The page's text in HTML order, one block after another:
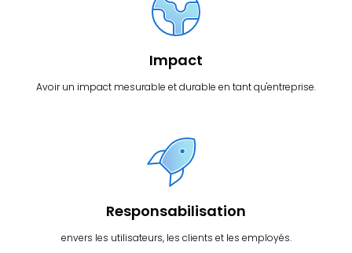
Impact
Avoir un impact mesurable et durable en tant qu'entreprise.
Responsabilisation
envers les utilisateurs, les clients et les employés.